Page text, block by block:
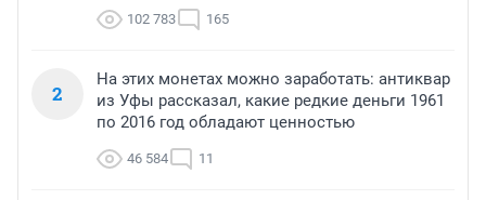
102 783 165
2
На этих монетах можно заработать: антиквар
из Уфы рассказал, какие редкие деньги 1961
по 2016 год обладают ценностью
46 584 11